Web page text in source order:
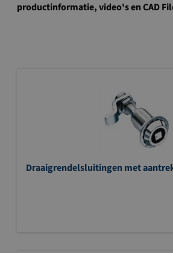
productinformatie, video's en CAD
Draaigrendelsluitingen met